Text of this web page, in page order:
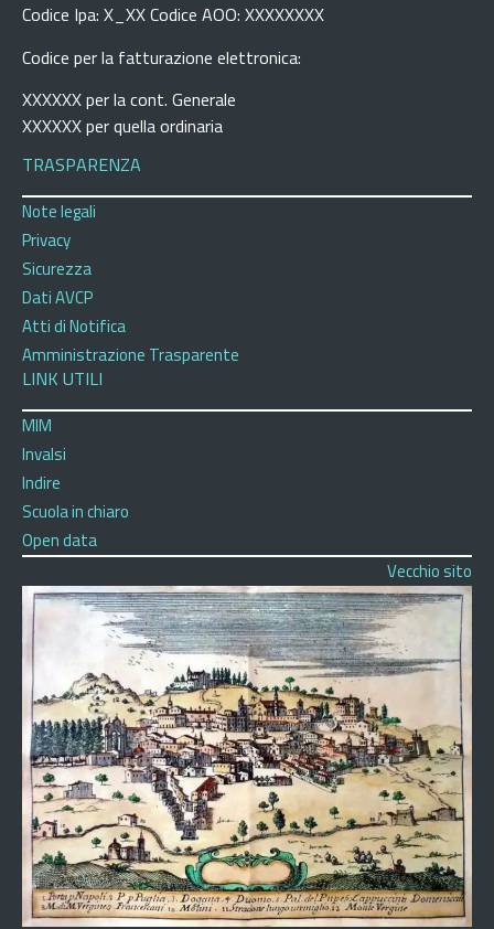
Codice Ipa: X_XX Codice AOO: XXXXXXXX
Codice per la fatturazione elettronica:
XXXXXX per la cont. Generale
XXXXXX per quella ordinaria
TRASPARENZA
Note legali
Privacy
Sicurezza
Dati AVCP
Atti di Notifica
Amministrazione Trasparente
LINK UTILI
MIM
Invalsi
Indire
Scuola in chiaro
Open data
Vecchio sito